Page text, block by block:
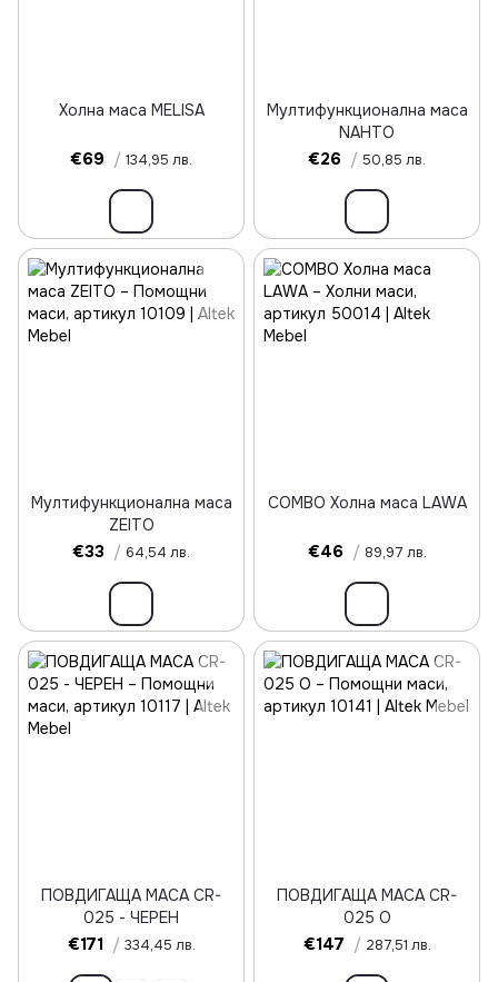
Холна маса MELISA
€69 / 134,95 лв.
Мултифункционална маса
NAHTO
€26 / 50,85 лв.
Мултифункционална маса
ZEITO
€33 / 64,54 лв.
COMBO Холна маса LAWA
€46 / 89,97 лв.
ПОВДИГАЩА МАСА CR-
025 - ЧЕРЕН
€171 / 334,45 лв.
ПОВДИГАЩА МАСА CR-
025 О
€147 / 287,51 лв.